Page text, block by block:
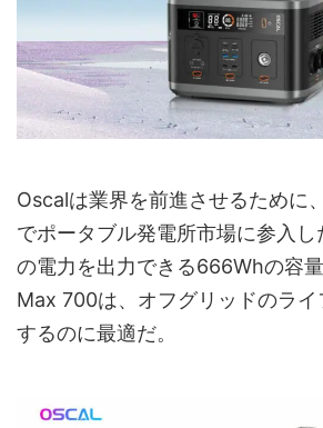
Oscalは業界を前進させるために、
でポータブル発電所市場に参入
の電力を出力できる666Whの容
Max 700は、オフグリッドのラ
するのに最適だ。